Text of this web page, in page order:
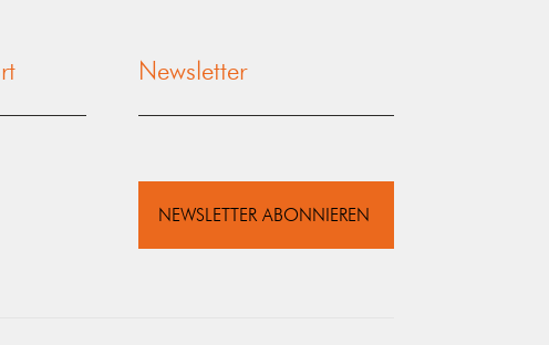
Newsletter
NEWSLETTER ABONNIEREN